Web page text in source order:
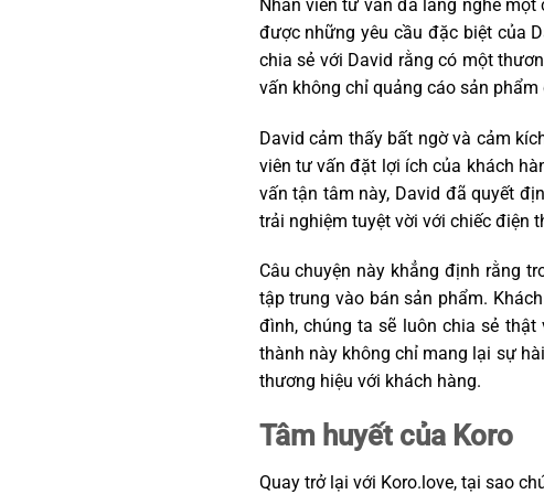
Nhân viên tư vấn đã lắng nghe
được những yêu cầu đặc biệt của
chia sẻ với David rằng có một
vấn không chỉ quảng cáo sản
David cảm thấy bất ngờ và cảm
viên tư vấn đặt lợi ích của khách
vấn tận tâm này, David đã quyết
trải nghiệm tuyệt vời với chiếc điện
Câu chuyện này khẳng định rằng
tập trung vào bán sản phẩm.
đình, chúng ta sẽ luôn chia sẻ
thành này không chỉ mang lại sự
thương hiệu với khách hàng.
Tâm huyết của Koro
Quay trở lại với Koro.love, tại sao